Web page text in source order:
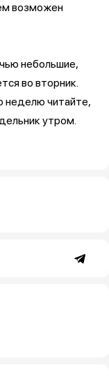
возможен
небольшие,
во вторник.
неделю читайте,
утром.